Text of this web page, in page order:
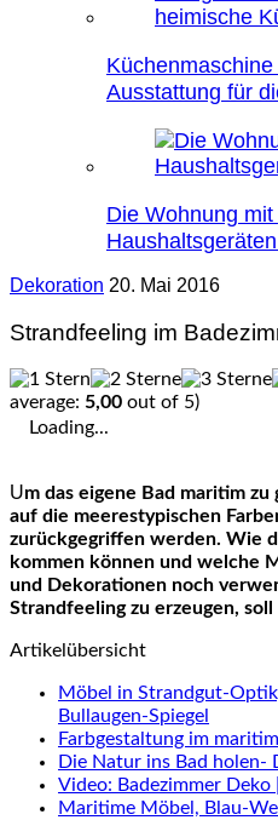
Ausstattung für
Die Wohnung
Dekoration 20. Mai 2016
Strandfeeling im
average: 5,00 out of 5)
Loading...
Um das eigene Bad maritim zu gestalten, sollte zum Beispiel
auf die meerestypischen
zurückgegriffen werden. Wie
kommen können und welche
und Dekorationen noch
Strandfeeling zu erzeugen,
Artikelübersicht
Möbel in Strandgut-
Bullaugen-Spiegel
Farbgestaltung im
Die Natur ins Bad holen-
Video: Badezimmer Deko
Maritime Möbel, Blau-